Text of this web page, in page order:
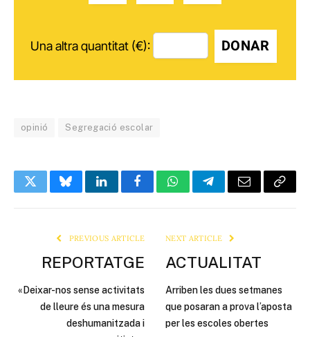
Una altra quantitat (€): DONAR
opinió Segregació escolar
TwitterBlueskyLinkedInFacebookWhatsAppTelegramEmail Copy
PREVIOUS ARTICLE
REPORTATGE
«Deixar-nos sense activitats
de lleure és una mesura
deshumanitzada i
NEXT ARTICLE
ACTUALITAT
Arriben les dues setmanes
que posaran a prova l’aposta
per les escoles obertes